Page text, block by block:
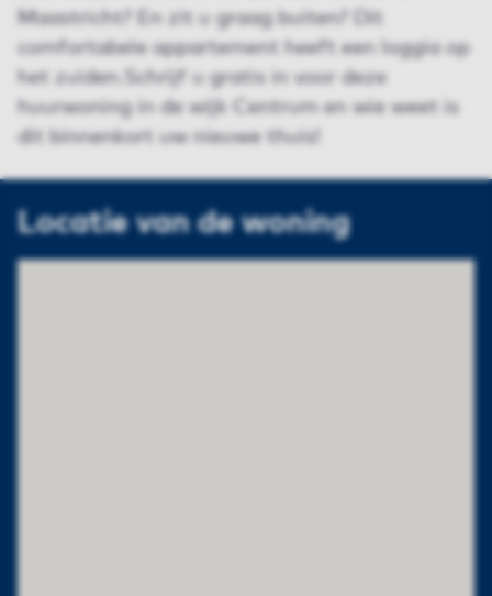
Maastricht? En zit u graag buiten? Dit
comfortabele appartement heeft een loggia op
het zuiden.Schrijf u gratis in voor deze
huurwoning in de wijk Centrum en wie weet is
dit binnenkort uw nieuwe thuis!
Locatie van de woning